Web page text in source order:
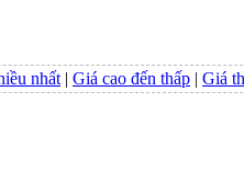
nhất | Giá cao đến thấp | Giá